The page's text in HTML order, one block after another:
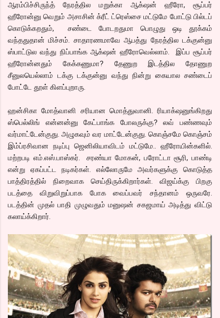
ஆரம்பிச்சிருந்த் நேரத்தில மறுக்கா ஆக்‌ஷன் ஹீரோ, சூப்பர்
ஹீரோன்னு வெறும் அசாசின் க்ரீட் ட்ரெஸ்சை மட்டுமே போட்டு பில்டப்
கொடுக்கறதும், சண்டை போடறதுமா பொழுது ஒடி தூக்கம்
வந்ததுதான் மிச்சம். சாதாரணமாவே ஆபத்து நேரத்தில டக்குன்னு
ஸ்பாட்டுல வந்து நிப்பாங்க ஆக்‌ஷன் ஹீரோவெல்லாம். இப்ப சூப்பர்
ஹீரோன்னதும் கேக்கணுமா? தேணுற இடத்தில தோணுற
சீனுலயெல்லாம் டக்கு டக்குன்னு வந்து நின்று கையால சண்டைப்
போட்டே தூள் கிளப்புறாரு.
ஹன்சிகா மோத்வானி சரியான மொத்துவானி. ரியாக்‌ஷனுங்கிறது
ஸ்பெல்லிங் என்னன்னு கேட்பாங்க போலருக்கு? லவ் பண்ணவும்
வர்மாட்டேன்குது. அழுகவும் வர மாட்டேன்குது. கொஞ்சமே கொஞ்சம்
இம்ப்ரசிவான நடிப்பு ஜெனிலியாவிடம் மட்டுமே.. ஹீரோயின்களில்.
மற்றபடி எம்.எஸ்.பாஸ்கர். சரண்யா மோகன், பரோட்டா சூரி, பாண்டி
என்று ஏகப்பட்ட நடிகர்கள். எல்லோருமே அவர்களுக்கு கொடுத்த
பாத்திரத்தில் நிறைவாக செய்திருக்கிறார்கள். விஜய்க்கு பிறகு
படத்தை விறுவிறுப்பாக போக வைப்பவர் சந்தானம் ஒருவரே.
படத்தின் முதல் பாதி முழுவதும் மனுஷன் சகஜமாய் அடித்து விட்டு
கலாய்க்கிறார்.